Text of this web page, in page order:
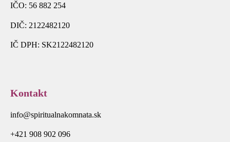
IČO: 56 882 254
DIČ: 2122482120
IČ DPH: SK2122482120
Kontakt
info@spiritualnakomnata.sk
+421 908 902 096